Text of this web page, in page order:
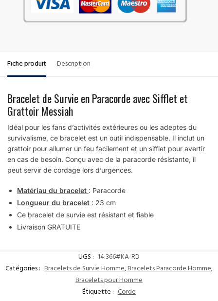
Fiche produit Description
Bracelet de Survie en Paracorde avec Sifflet et
Grattoir Messiah
Idéal pour les fans d’activités extérieures ou les adeptes du
survivalisme, ce bracelet est un outil indispensable. Il inclut un
grattoir pour allumer un feu facilement et un sifflet pour avertir
en cas de besoin. Conçu avec de la paracorde résistante, il
peut servir de cordage lors d’urgences.
Matériau du bracelet : Paracorde
Longueur du bracelet : 23 cm
Ce bracelet de survie est résistant et fiable
Livraison GRATUITE
UGS : 14:366#KA-RD
Catégories : Bracelets de Survie Homme,Bracelets Paracorde Homme,
Bracelets pour Homme
Étiquette : Corde